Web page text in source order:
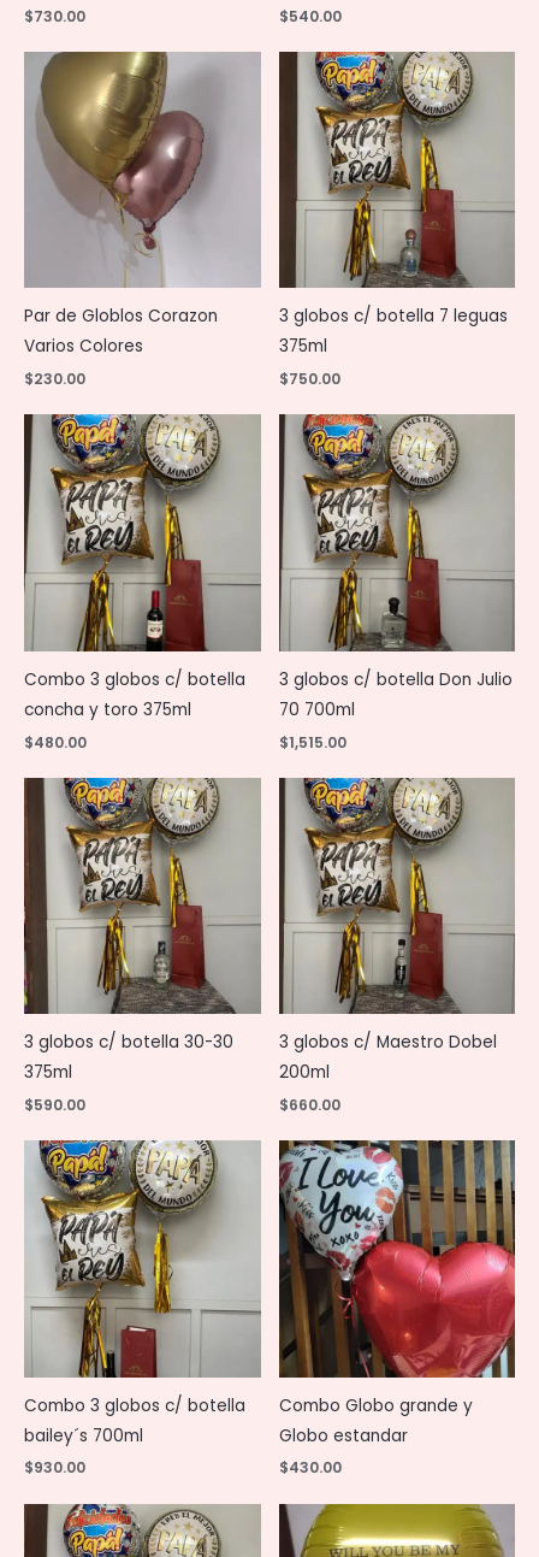
$730.00 $540.00
Par de Globlos Corazon
Varios Colores
$230.00
3 globos c/ botella 7 leguas
375ml
$750.00
Combo 3 globos c/ botella
concha y toro 375ml
$480.00
3 globos c/ botella Don Julio
70 700ml
$1,515.00
3 globos c/ botella 30-30
375ml
$590.00
3 globos c/ Maestro Dobel
200ml
$660.00
Combo 3 globos c/ botella
bailey´s 700ml
$930.00
Combo Globo grande y
Globo estandar
$430.00